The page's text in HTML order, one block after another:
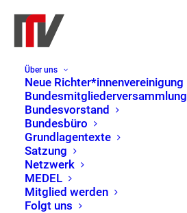
Über uns
Neue Richter*innenvereinigung
Bundesmitgliederversammlung
Bundesvorstand
Bundesbüro
Grundlagentexte
Satzung
Netzwerk
MEDEL
Mitglied werden
Folgt uns